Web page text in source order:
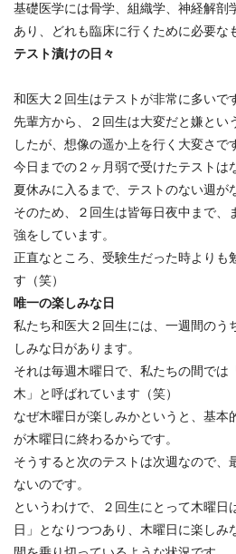
基礎医学には骨学、組織学、神経解剖
あり、
どれも臨床に行くために必要な
テスト漬けの日々
和医大２回生はテストが非常に多いで
先輩方から、
２回生は大変だと嫌とい
したが、 想像の遥か上を行く大変さで
今日までの２ヶ月弱で受けたテストは
夏休みに入るまで、テストのない週が
そのため、２回生は皆毎日夜中まで、
強をしています。
正直なところ、 受験生だった時よりも
す（笑）
唯一の楽しみな日
私たち和医大２回生には、一週間のう
しみな日があります。
それは毎週木曜日で、私たちの間では
木」と呼ばれています（笑）
なぜ木曜日が楽しみかというと、 基本
が木曜日に終わるからです。
そうすると次のテストは次週なので、
ないのです。
というわけで、２回生にとって木曜日
日」となりつつあり、 木曜日に楽しみ